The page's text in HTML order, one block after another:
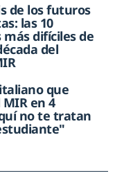
de los futuros
las 10
difíciles de
del
que
en 4
no te tratan